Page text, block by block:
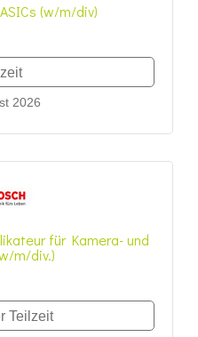
(w/m/div)
2026
für Kamera- und
m/div.)
Teilzeit